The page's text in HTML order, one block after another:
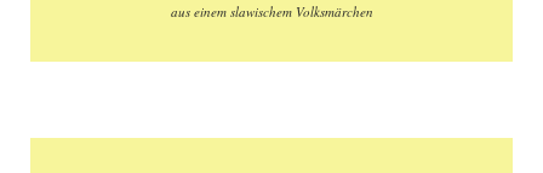
aus einem slawischem Volksmärchen